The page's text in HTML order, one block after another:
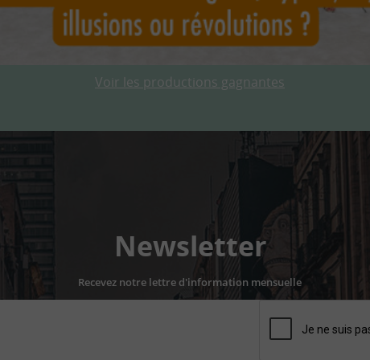
Voir les productions gagnantes
Newsletter
Recevez notre lettre d'information mensuelle